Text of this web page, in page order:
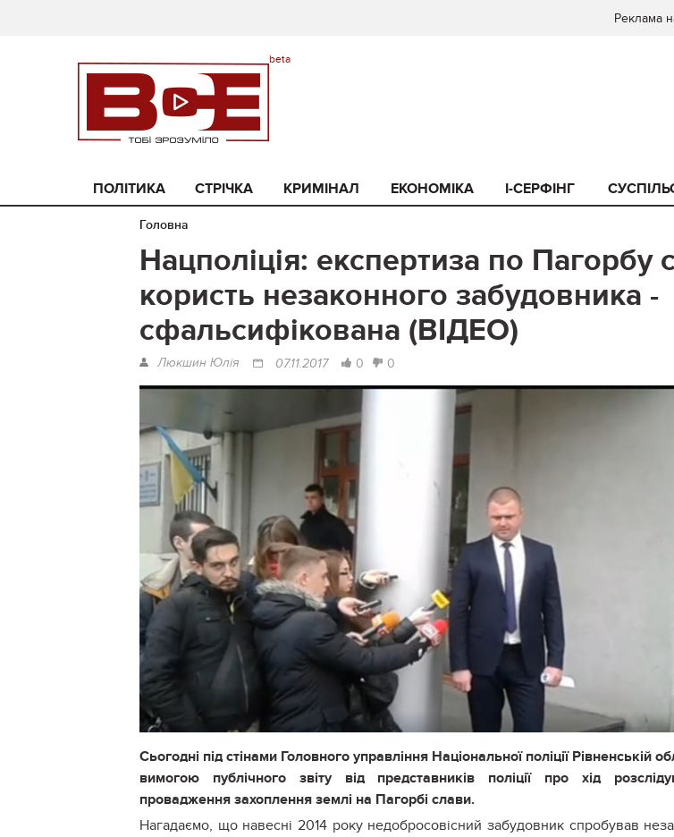
Реклама
ПОЛІТИКА СТРІЧКА КРИМІНАЛ ЕКОНОМІКА I-СЕРФІНГ
Головна
Нацполіція: експертиза по Пагорбу
користь незаконного забудовника -
сфальсифікована (ВІДЕО)
Люкшин Юлія 07.11.2017 0 0
Сьогодні під стінами Головного управління Національної поліції Рівненській
вимогою публічного звіту від представників поліції про хід
провадження захоплення землі на Пагорбі слави.
Нагадаємо, що навесні 2014 року недобросовісний забудовник спробував